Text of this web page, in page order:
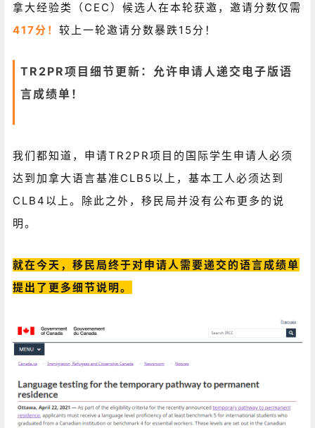
拿大经验类（CEC）候选人在本轮获邀，邀请分数仅需
417分！ 较上一轮邀请分数暴跌15分！
TR2PR项目细节更新：允许申请人递交电子版语
言成绩单！
我们都知道，申请TR2PR项目的国际学生申请人必须
达到加拿大语言基准CLB5以上，基本工人必须达到
CLB4以上。 除此之外，移民局并没有公布更多的说
明。
就在今天，移民局终于对申请人需要递交的语言成绩单
提出了更多细节说明。